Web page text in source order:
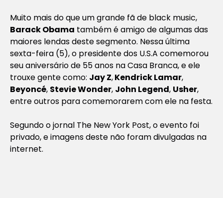
Muito mais do que um grande fã de black music,
Barack Obama também é amigo de algumas das
maiores lendas deste segmento. Nessa última
sexta-feira (5), o presidente dos U.S.A comemorou
seu aniversário de 55 anos na Casa Branca, e ele
trouxe gente como: Jay Z,Kendrick Lamar,
Beyoncé, Stevie Wonder, John Legend, Usher,
entre outros para comemorarem com ele na festa.
Segundo o jornal The New York Post, o evento foi
privado, e imagens deste não foram divulgadas na
internet.